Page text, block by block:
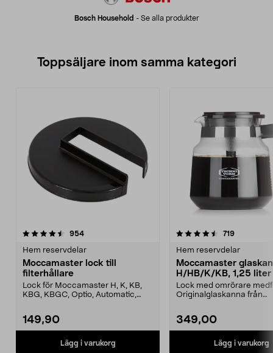
Bosch Household - Se alla produkter
Toppsäljare inom samma kategori
954recensioner
Hem reservdelar
Moccamaster lock till
filterhållare
Lock för Moccamaster H, K, KB,
KBG, KBGC, Optio, Automatic,
149,90
Lägg i varukorg
4.5 av 5 stjärnor 719
Hem reservdelar
Moccamaster
H/HB/K/KB, 1,25 liter
Lock med omrörare
Originalglaskanna från
349,00
Lägg i varukorg
4.5 av 5 stjärnor